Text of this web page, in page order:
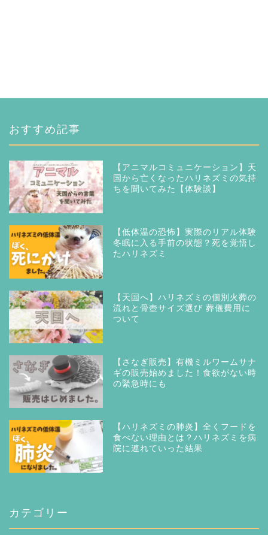
おすすめ記事
【アニマルコミュニケーション】天
国から亡くなったハリネズミの気持
ちを聞いてみた【体験談】
【低体温の恐怖】実際のリアル体験
冬眠に入る手前の状態？死を覚悟し
たハリネズミ
【天国へ】ハリネズミの個別火葬の
流れと骨壺サイズ選び 葬儀費用に
ついて
【さなぎ販売】有機ミルワームサナ
ギの販売始めました！食欲がない時
の緊急時にも
【ハリネズミの肺炎】全くフードを
食べない理由とは？ハリネズミを病
院に連れていった結果
カテゴリー